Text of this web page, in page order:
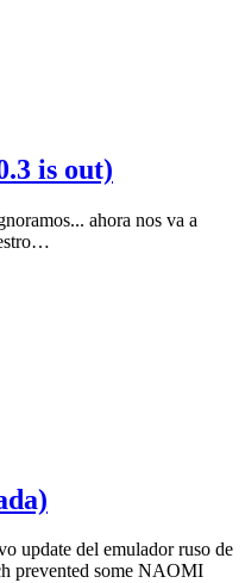
is out)
ahora nos va a
update del emulador ruso de
prevented some NAOMI